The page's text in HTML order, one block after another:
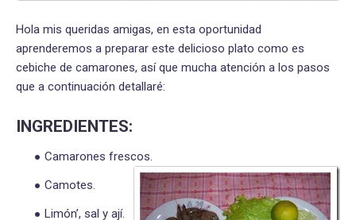
Hola mis queridas amigas, en esta oportunidad
aprenderemos a preparar este delicioso plato como es
cebiche de camarones, así que mucha atención a los pasos
que a continuación detallaré:
INGREDIENTES:
Camarones frescos.
Camotes.
Limón’, sal y ají.